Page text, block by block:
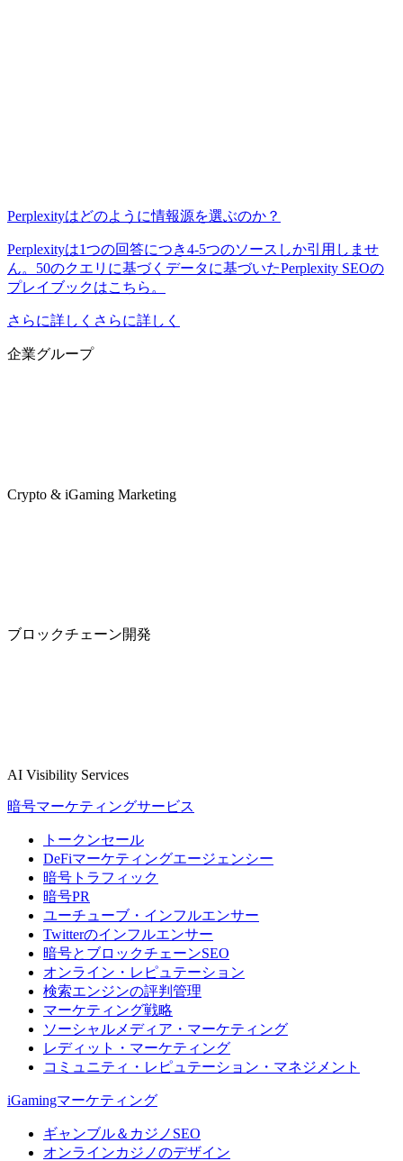
Perplexityはどのように情報源を選ぶのか？
Perplexityは1つの回答につき4-5つのソースしか引用しませ
ん。50のクエリに基づくデータに基づいたPerplexity SEOの
プレイブックはこちら。
さらに詳しくさらに詳しく
企業グループ
Crypto & iGaming Marketing
ブロックチェーン開発
AI Visibility Services
暗号マーケティングサービス
トークンセール
DeFiマーケティングエージェンシー
暗号トラフィック
暗号PR
ユーチューブ・インフルエンサー
Twitterのインフルエンサー
暗号とブロックチェーンSEO
オンライン・レピュテーション
検索エンジンの評判管理
マーケティング戦略
ソーシャルメディア・マーケティング
レディット・マーケティング
コミュニティ・レピュテーション・マネジメント
iGamingマーケティング
ギャンブル＆カジノSEO
オンラインカジノのデザイン